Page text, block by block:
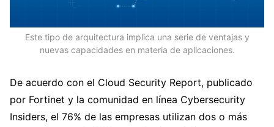
Este tipo de arquitectura implica una serie de ventajas y
nuevas capacidades en materia de aplicaciones.
De acuerdo con el Cloud Security Report, publicado
por Fortinet y la comunidad en línea Cybersecurity
Insiders, el 76% de las empresas utilizan dos o más